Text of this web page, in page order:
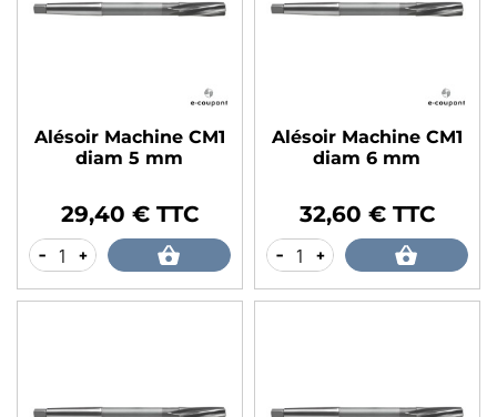
Alésoir Machine CM1
diam 5 mm
Prix29,40 € TTC
- +
Alésoir Machine CM1
diam 6 mm
Prix32,60 € TTC
- +